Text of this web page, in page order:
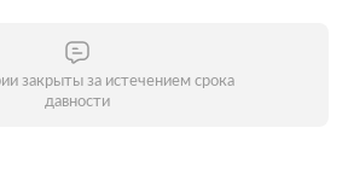
закрыты за истечением срока
давности